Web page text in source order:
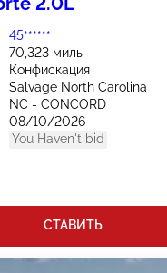
45******
70,323 миль
Конфискация
Salvage North Carolina
NC - CONCORD
08/10/2026
You Haven't bid
СТАВИТЬ